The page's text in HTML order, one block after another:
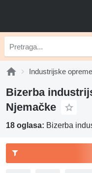
Industrijske opreme
Bizerba
Njemačke
18 oglasa: Bizerba